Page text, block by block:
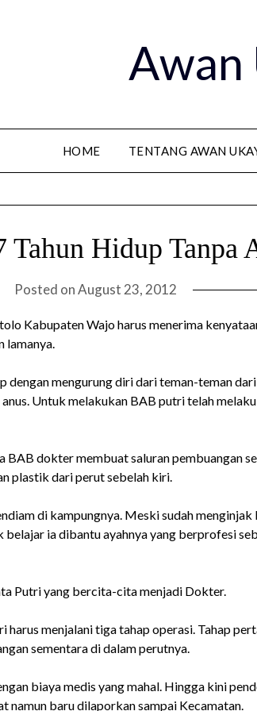
Awan
HOME TENTANG AWAN
Hidup Tanpa
Posted onAugust 23, 2012
Kabupaten Wajo harus menerima
lamanya.
dengan mengurung diri dari teman-teman
Untuk melakukan BAB putri telah
BAB dokter membuat saluran pembuangan
plastik dari perut sebelah kiri.
di kampungnya. Meski sudah menginjak
ia dibantu ayahnya yang berprofesi
Putri yang bercita-cita menjadi Dokter.
menjalani tiga tahap operasi. Tahap
sementara di dalam perutnya.
biaya medis yang mahal. Hingga kini
namun baru dilaporkan sampai Kecamatan.